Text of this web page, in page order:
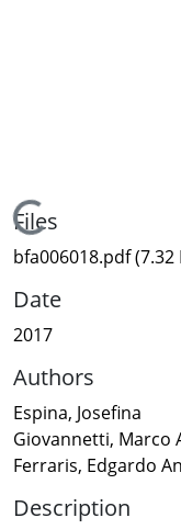
Loading...
Files
bfa006018.pdf(7.32
Date
2017
Authors
Espina, Josefina
Giovannetti, Marco
Ferraris, Edgardo
Description